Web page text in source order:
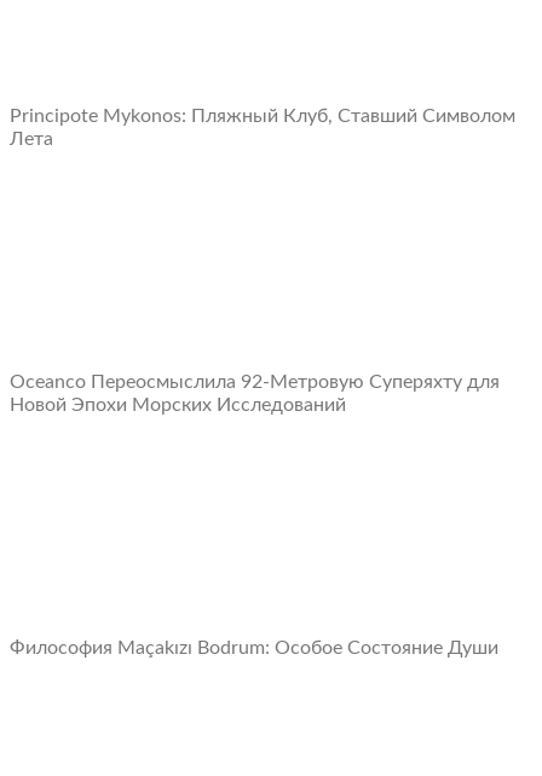
Principote Mykonos: Пляжный Клуб, Ставший Символом
Лета
Oceanco Переосмыслила 92-Метровую Суперяхту для
Новой Эпохи Морских Исследований
Философия Maçakızı Bodrum: Oсобое Cостояние Души